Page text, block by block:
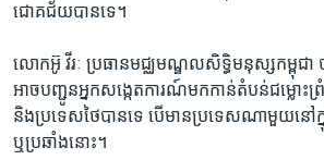
ជោគជ័យ​បាន​ទេ។
លោក​អ៊ូ វីរៈ ​ប្រធាន​មជ្ឈមណ្ឌល​សិទ្ធិ​មនុស្ស​កម្ពុជា​
អាច​បញ្ជូន​អ្នក​សង្កេត​ការណ៍​មក​កាន់​តំបន់​ជម្លោះ​ព្រំ
និងប្រទេសថៃ​បាន​ទេ​ ​បើ​មាន​ប្រទេស​ណាមួយ​នៅ​ក្
ឬ​ប្រឆាំង​នោះ។